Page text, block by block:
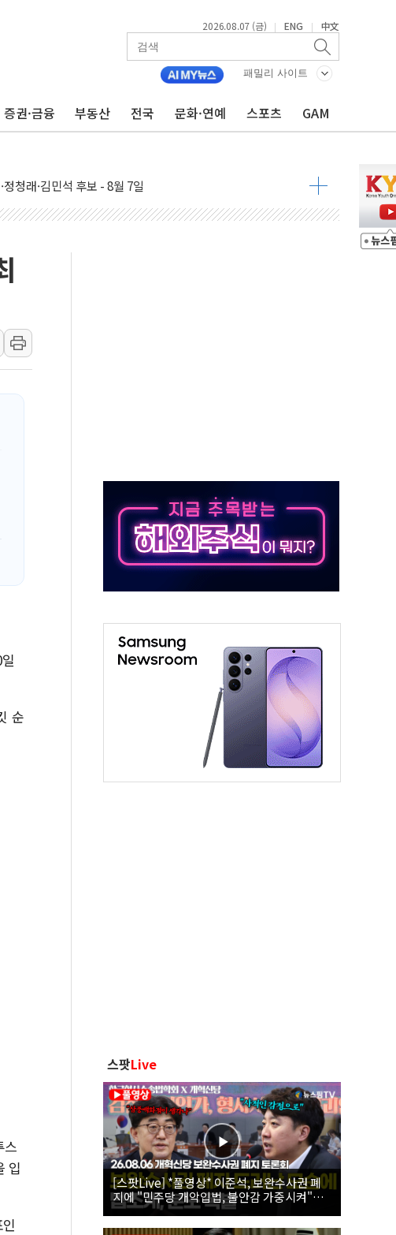
2026.08.07 (금) | ENG | 中文
패밀리 사이트
증권·금융 부동산 전국 문화·연예 스포츠 GAM
락…다우 5거래일 랠리 '마침표'
개방 합의 막바지.."美와 직접 협상 없어"
검 2차 회의…주택 공급 대책 막바지 조율할 듯
)
즈 통항 제한 추진…美 "통행 막을 권한 없어"
며 대부분 상승… "2분기 기업 순이익 21% 증가" 전망
슨 황 재회…로봇·AI 데이터센터·모빌리티 구체화
더나·아이온큐·도어대시↑ VS 샌디스크·피그마·앱러빈↓
과급 반대…상법·자본시장법 개정 논의"
AI주 차익실현 속 혼조세...웨스턴디지털·샌디스크↓
라 민간인 '사파리' 공격… 시민들 공포감 극대화 전략
임시 주총 기대감에 홀로 상한가…마진 잔액은 사상 최고
장 레버리지 위험수위…숨은 차입이 더 큰 변수"
명 중상…대응 1단계 진압 중
순
스
입
스팟Live
[스팟Live] *풀영상* 이준석, 보완수사권 폐
지에 "민주당 개악입법, 불안감 가중시켜"｜
26.08.06 개혁신당 보완수사권 폐지 토론회